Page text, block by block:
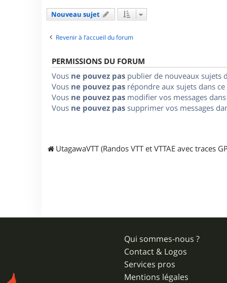
Nouveau sujet
Revenir à l’accueil du forum
PERMISSIONS DU FORUM
Vous ne pouvez pas publier de nouveaux sujets
Vous ne pouvez pas répondre aux sujets dans
Vous ne pouvez pas modifier vos messages
Vous ne pouvez pas supprimer vos messages
UtagawaVTT (Randos VTT et VTTAE avec traces
Qui sommes-nous ?
Contact & Logos
Services pros
Mentions légales